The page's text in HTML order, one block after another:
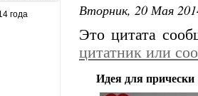
года Вторник, 20 Мая
Это цитата
цитатник или
Идея для прически